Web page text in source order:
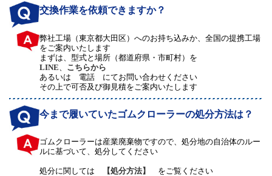
交換作業を依頼できますか？
弊社工場（東京都大田区）へのお持ち込みか、全国の提携工場
をご案内いたします
まずは、型式と場所（都道府県・市町村）を
LINE
こちらから
あるいは 電話 にてお問い合わせください
その上で可否及び御見積をご案内いたします
今まで履いていたゴムクローラーの処分方法は？
ゴムクローラーは産業廃棄物ですので、処分地の自治体のルー
ルに基づいて、処分してください
処分に関しては 【処分方法】 をご覧ください